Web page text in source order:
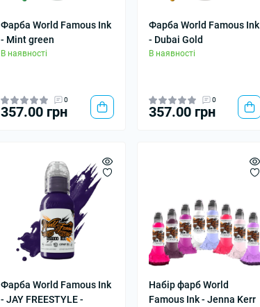
Фарба World Famous Ink
- Mint green
В наявності
0
357.00 грн
Фарба World Famous Ink
- Dubai Gold
В наявності
0
357.00 грн
Фарба World Famous Ink
- JAY FREESTYLE -
Набір фарб World
Famous Ink - Jenna Kerr